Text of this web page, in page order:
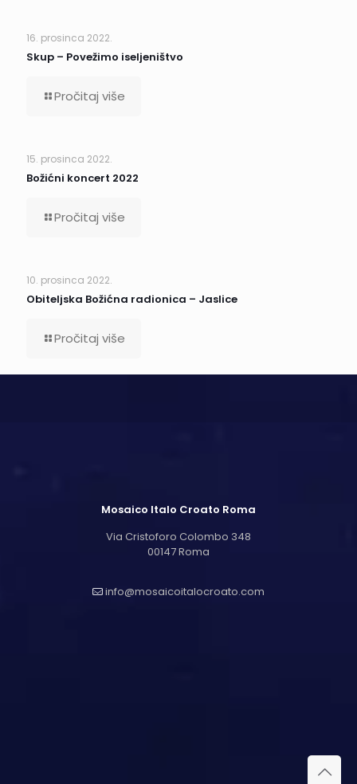
16. prosinca 2022.
Skup – Povežimo iseljeništvo
Pročitaj više
15. prosinca 2022.
Božićni koncert 2022
Pročitaj više
10. prosinca 2022.
Obiteljska Božićna radionica – Jaslice
Pročitaj više
Mosaico Italo Croato Roma
Via Cristoforo Colombo 348
00147 Roma
info@mosaicoitalocroato.com